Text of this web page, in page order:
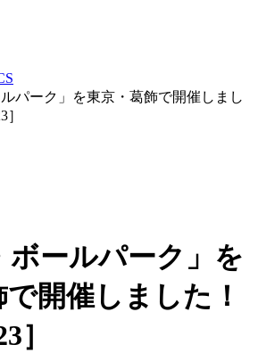
ルパーク」を東京・葛飾で開催しまし
ボールパーク」を
開催しました！
］